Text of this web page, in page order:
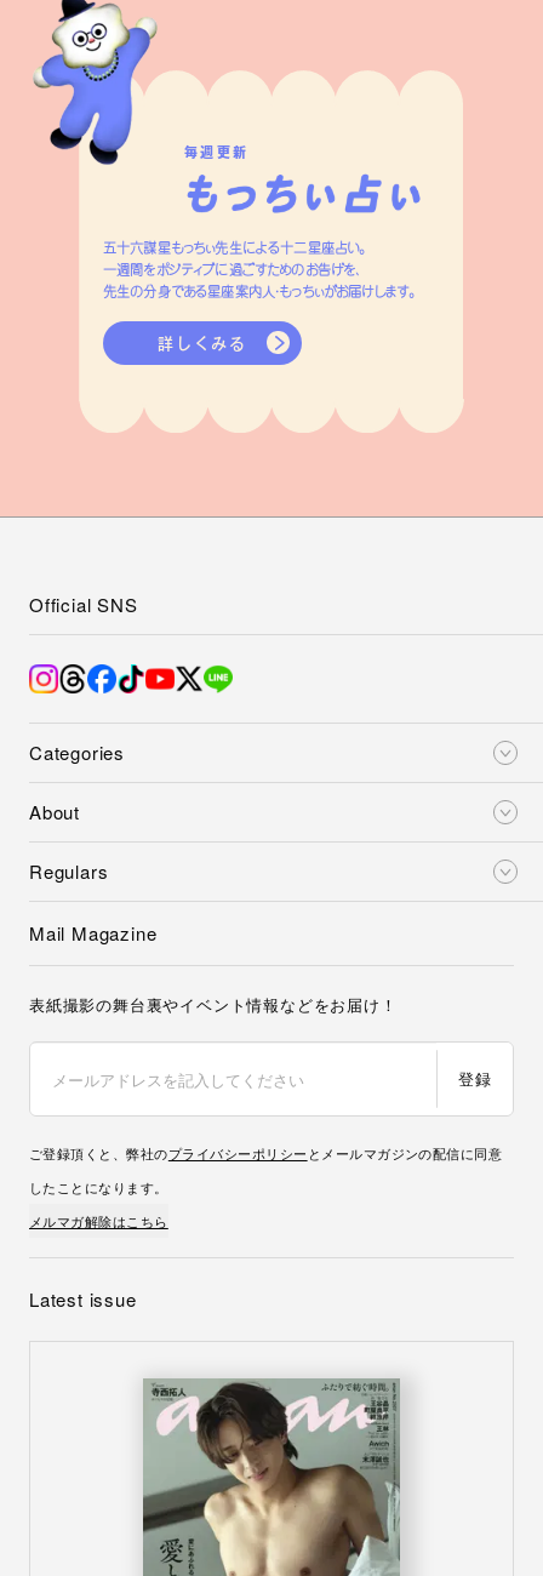
毎週更新
五十六謀星もっちぃ先生による十二星座占い。
一週間をポジティブに過ごすためのお告げを、
先生の分身である星座案内人・もっちぃがお届けします。
詳しくみる
Categories
About
Regulars
Official SNS
Mail Magazine
表紙撮影の舞台裏やイベント情報などをお届け！
登録
ご登録頂くと、弊社のプライバシーポリシー とメールマガジンの配信に同意
したことになります。
メルマガ解除はこちら
Latest issue